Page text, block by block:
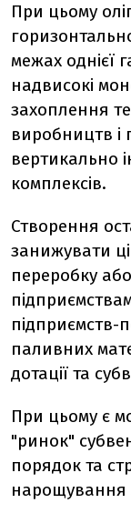
При цьому
межах однієї
надвисокі
захоплення
виробництв і
вертикально
комплексів.
Створення
занижувати
переробку
підприємств-
паливних
дотації та
При цьому є
"ринок"
порядок та
нарощування